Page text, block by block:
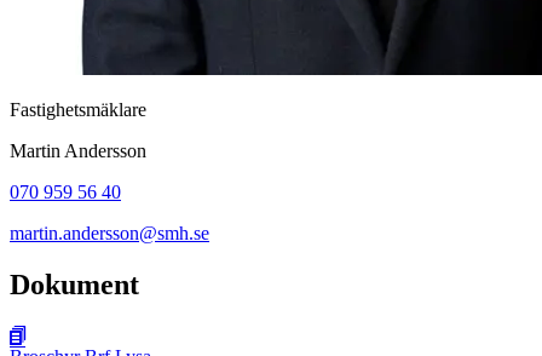
Fastighetsmäklare
Martin Andersson
070 959 56 40
martin.andersson@smh.se
Dokument